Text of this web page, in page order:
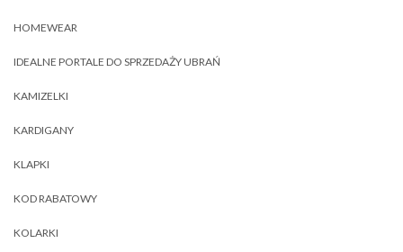
HOMEWEAR
IDEALNE PORTALE DO SPRZEDAŻY UBRAŃ
KAMIZELKI
KARDIGANY
KLAPKI
KOD RABATOWY
KOLARKI